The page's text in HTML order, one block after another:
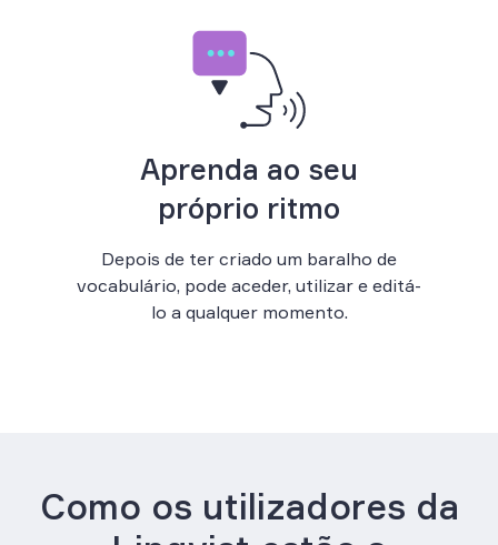
Aprenda ao seu
próprio ritmo
Depois de ter criado um baralho de
vocabulário, pode aceder, utilizar e editá-
lo a qualquer momento.
Como os utilizadores da